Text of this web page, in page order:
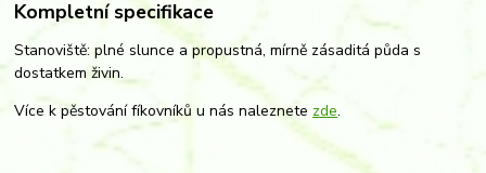
Kompletní specifikace
Stanoviště: plné slunce a propustná, mírně zásaditá půda s
dostatkem živin.
Více k pěstování fíkovníků u nás naleznete zde.